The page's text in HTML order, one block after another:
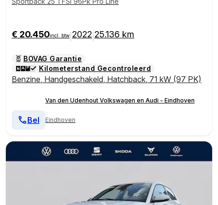
€ 20.450incl. btw 2022 25.136 km
BOVAG Garantie
Kilometerstand Gecontroleerd
Benzine, Handgeschakeld, Hatchback, 71 kW (97 PK)
Van den Udenhout Volkswagen en Audi - Eindhoven
Eindhoven
Bel